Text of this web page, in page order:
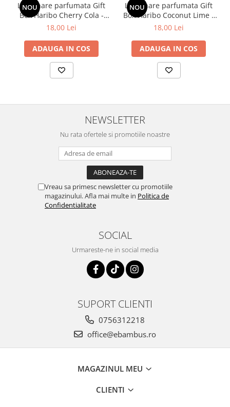
NOU
Lumanare parfumata Gift
Box Haribo Cherry Cola -
85g
18,00 Lei
ADAUGA IN COS
NOU
Lumanare parfumata Gift
Box Haribo Coconut Lime -
85g
18,00 Lei
ADAUGA IN COS
NEWSLETTER
Nu rata ofertele si promotiile noastre
Vreau sa primesc newsletter cu promotiile
magazinului. Afla mai multe in Politica de
Confidentialitate
SOCIAL
Urmareste-ne in social media
SUPORT CLIENTI
0756312218
office@ebambus.ro
MAGAZINUL MEU
CLIENTI